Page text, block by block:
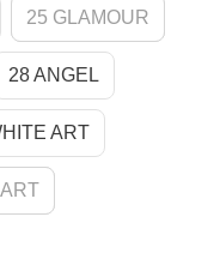
25 GLAMOUR
28 ANGEL
ART